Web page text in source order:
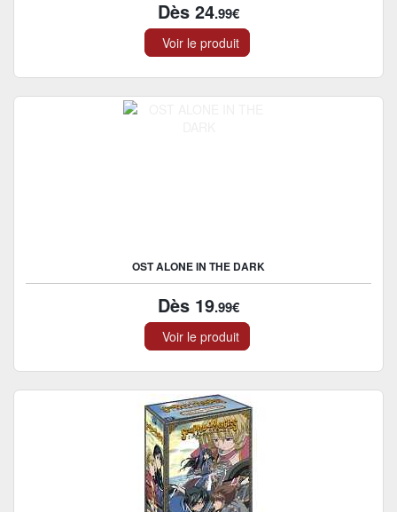
Dès 24.99€
Voir le produit
OST ALONE IN THE DARK
Dès 19.99€
Voir le produit